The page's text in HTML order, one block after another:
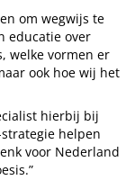
om wegwijs te
educatie over
welke vormen er
ook hoe wij het
hierbij bij
strategie helpen
voor Nederland